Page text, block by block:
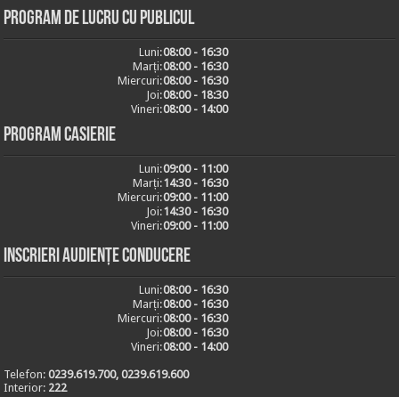
Program de lucru cu publicul
Luni:08:00 - 16:30
Marți:08:00 - 16:30
Miercuri:08:00 - 16:30
Joi:08:00 - 18:30
Vineri:08:00 - 14:00
Program casierie
Luni:09:00 - 11:00
Marți:14:30 - 16:30
Miercuri:09:00 - 11:00
Joi:14:30 - 16:30
Vineri:09:00 - 11:00
Inscrieri audiențe conducere
Luni:08:00 - 16:30
Marți:08:00 - 16:30
Miercuri:08:00 - 16:30
Joi:08:00 - 16:30
Vineri:08:00 - 14:00
Telefon:0239.619.700, 0239.619.600
Interior: 222